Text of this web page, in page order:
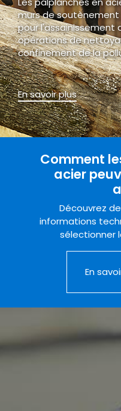
murs de
pour l'assainissement
opérations de
confinement de la
En savoir plus
Comment
acier
Découvrez
informations
sélectionner
En